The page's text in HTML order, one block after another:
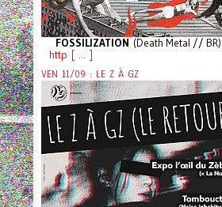
FOSSILIZATION (Death Metal // BR)
http [ ... ]
VEN 11/09 : LE Z À GZ